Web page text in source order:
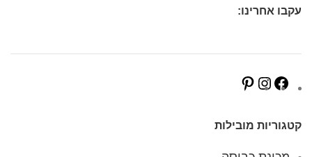
עקבו אחרינו:
קטגוריות מובילות